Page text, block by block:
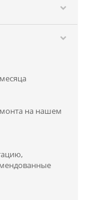
на нашем